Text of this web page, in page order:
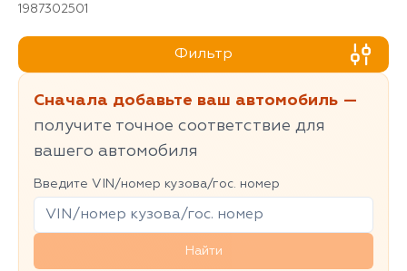
1987302501
Фильтр
Сначала добавьте ваш автомобиль —
получите точное соответствие для
вашего автомобиля
Введите VIN/номер кузова/гос. номер
Найти